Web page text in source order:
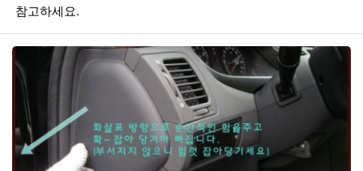
참고하세요.